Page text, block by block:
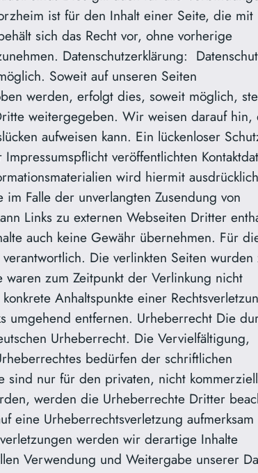
ist für den Inhalt einer Seite, die mit
sich das Recht vor, ohne vorherige
Datenschutzerklärung:
Soweit auf unseren Seiten
werden, erfolgt dies, soweit möglich,
weitergegeben. Wir weisen darauf hin,
aufweisen kann. Ein lückenloser
veröffentlichten
wird hiermit ausdrücklich
Falle der unverlangten Zusendung von
Links zu externen Webseiten Dritter
auch keine Gewähr übernehmen. Für
Die verlinkten Seiten wurden
zum Zeitpunkt der Verlinkung nicht
Anhaltspunkte einer
umgehend entfernen. Urheberrecht Die
Urheberrecht. Die Vervielfältigung,
bedürfen der schriftlichen
sind nur für den privaten, nicht
werden die Urheberrechte Dritter
eine Urheberrechtsverletzung aufmerksam
werden wir derartige Inhalte
Verwendung und Weitergabe unserer